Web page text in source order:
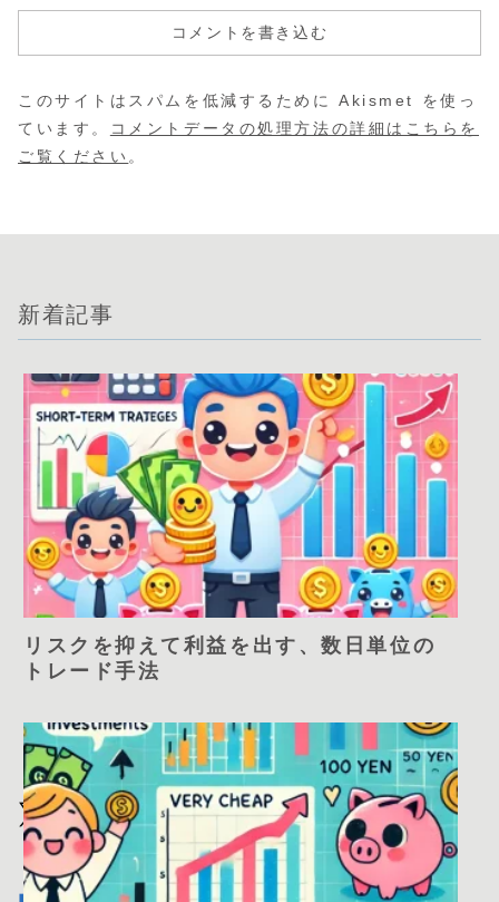
コメントを書き込む
このサイトはスパムを低減するために Akismet を使っ
ています。
コメントデータの処理方法の詳細はこちらを
ご覧ください 。
新着記事
リスクを抑えて利益を出す、数日単位の
トレード手法